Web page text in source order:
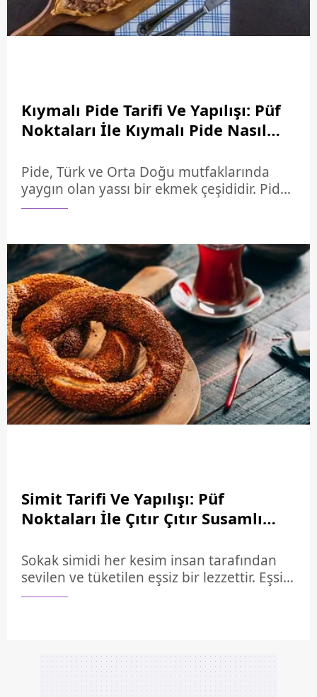
Kıymalı Pide Tarifi Ve Yapılışı: Püf
Noktaları İle Kıymalı Pide Nasıl
Pide, Türk ve Orta Doğu mutfaklarında
yaygın olan yassı bir ekmek çeşididir. Pide
tarifi kıymalı, patatesli, peynirli, pastırmalı
ayrılmaktadır. Pide tarifi denilince akla ilk
gelen lezzet kıymalı pide tarifidir. Eşsiz
lezzetiyle ve mis kokusuyla pide tarifi
sofranızdan hiç eksik olmayacak. Un, yağ,
kurumaya, şeker gibi malzemelerle
yapılan hamura kıyma, soğan, yeşilbiber
gibi malzemelerle iç harç hazırlanmaktadır.
Eşsiz lezzetiyle misafir sofralarında
başköşeye kurulacak pide tarifi: Kıymalı
pide nasıl yapılır?
Simit Tarifi Ve Yapılışı: Püf
Noktaları İle Çıtır Çıtır Susamlı
Malzemeleri Neler?
Sokak simidi her kesim insan tarafından
sevilen ve tüketilen eşsiz bir lezzettir. Eşsiz
kokusu ve çıtır çıtır görüntüsüyle iştahımızı
tarifini misafirleriniz için hazırlayabilirsiniz.
Un, su, maya ve tuzla yapılan simit tarifi